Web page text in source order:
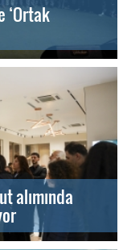
‘Ortak
alımında